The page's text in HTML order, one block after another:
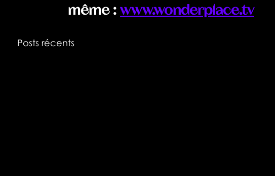
même : www.wonderplace.tv
Posts récents